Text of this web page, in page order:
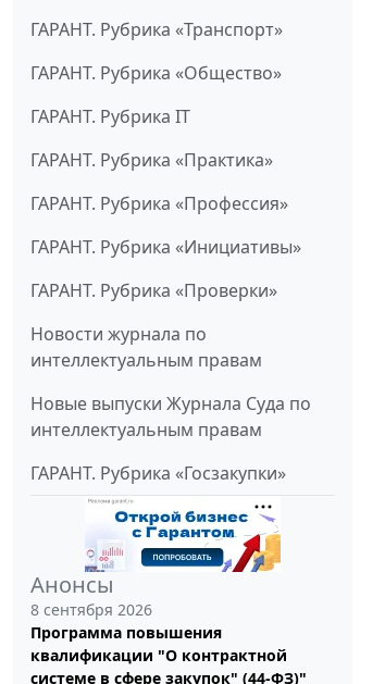
ГАРАНТ. Рубрика «Транспорт»
ГАРАНТ. Рубрика «Общество»
ГАРАНТ. Рубрика IT
ГАРАНТ. Рубрика «Практика»
ГАРАНТ. Рубрика «Профессия»
ГАРАНТ. Рубрика «Инициативы»
ГАРАНТ. Рубрика «Проверки»
Новости журнала по
интеллектуальным правам
Новые выпуски Журнала Суда по
интеллектуальным правам
ГАРАНТ. Рубрика «Госзакупки»
Анонсы
8 сентября 2026
Программа повышения
квалификации "О контрактной
системе в сфере закупок" (44-ФЗ)"